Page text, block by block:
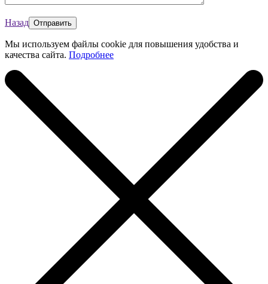
Назад
Мы используем файлы cookie для повышения удобства и
качества сайта. Подробнее